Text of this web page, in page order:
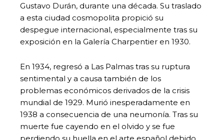
Gustavo Durán, durante una década. Su traslado
a esta ciudad cosmopolita propició su
despegue internacional, especialmente tras su
exposición en la Galería Charpentier en 1930.
En 1934, regresó a Las Palmas tras su ruptura
sentimental y a causa también de los
problemas económicos derivados de la crisis
mundial de 1929. Murió inesperadamente en
1938 a consecuencia de una neumonía. Tras su
muerte fue cayendo en el olvido y se fue